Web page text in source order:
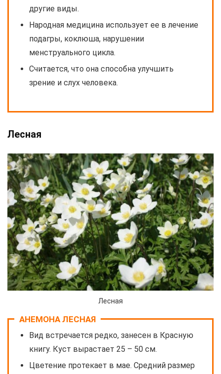
другие виды.
Народная медицина использует ее в лечение
подагры, коклюша, нарушении
менструального цикла.
Считается, что она способна улучшить
зрение и слух человека.
Лесная
Лесная
АНЕМОНА ЛЕСНАЯ
Вид встречается редко, занесен в Красную
книгу. Куст вырастает 25 – 50 см.
Цветение протекает в мае. Средний размер